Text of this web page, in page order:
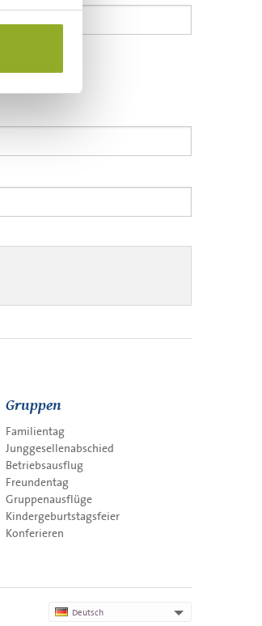
Gruppen
Familientag
Junggesellenabschied
Betriebsausflug
Freundentag
Gruppenausflüge
Kindergeburtstagsfeier
Konferieren
Deutsch